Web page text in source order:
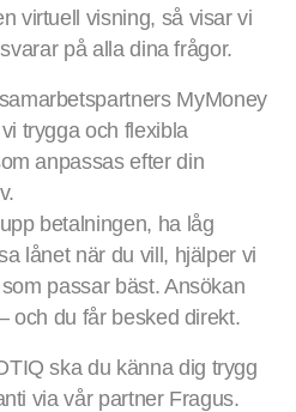
virtuell visning, så visar vi
på alla dina frågor.
MyMoney
trygga och flexibla
anpassas efter din
betalningen, ha låg
lånet när du vill, hjälper vi
passar bäst. Ansökan
och du får besked direkt.
ska du känna dig trygg
via vår partner Fragus.